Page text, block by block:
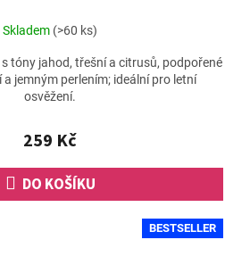
Skladem (>60 ks)
259 Kč
DO KOŠÍKU
tóny jahod, třešní a citrusů, podpořené
a jemným perlením; ideální pro letní
osvěžení.
BESTSELLER